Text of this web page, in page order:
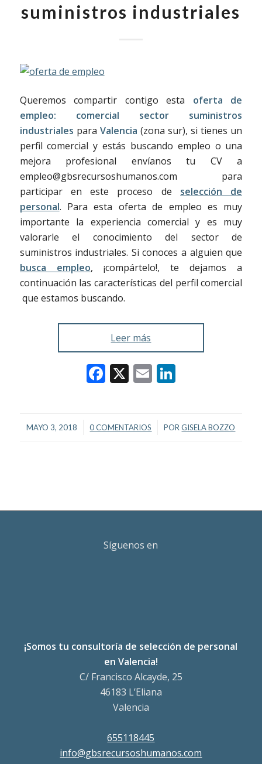
suministros industriales
Queremos compartir contigo esta oferta de
empleo:
comercial sector suministros
industriales para Valencia (zona sur), si tienes un
perfil comercial y estás buscando empleo o una
mejora profesional envíanos tu CV a
empleo@gbsrecursoshumanos.com para
participar en este proceso de selección de
personal. Para esta oferta de empleo es muy
importante la experiencia comercial y es muy
valorarle el conocimiento del sector de
suministros industriales. Si conoces a alguien que
busca empleo, ¡compártelo!, te dejamos a
continuación las características del perfil comercial
que estamos buscando.
Leer más
Facebook
X EmailLinkedIn
MAYO 3, 2018
/ 0 COMENTARIOS
/ PORGISELA BOZZO
Síguenos en
¡Somos tu consultoría de selección de personal
en Valencia!
C/ Francisco Alcayde, 25
46183 L’Eliana
Valencia
655118445
info@gbsrecursoshumanos.com